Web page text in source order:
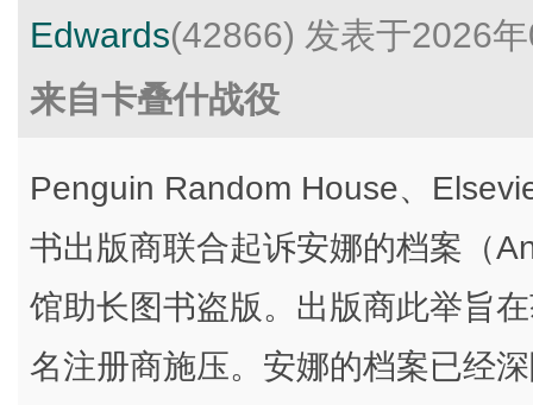
Edwards(42866) 发表于2026
来自卡叠什战役
Penguin Random House、
书出版商联合起诉安娜的档案（
馆助长图书盗版。出版商此举旨
名注册商施压。安娜的档案已经